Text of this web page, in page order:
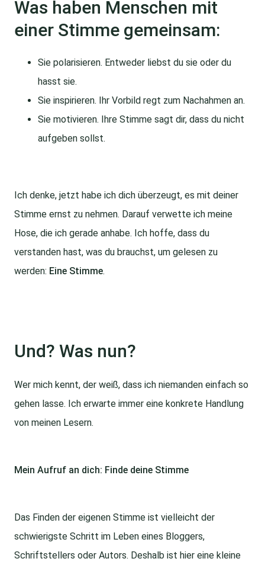
Was haben Menschen mit
einer Stimme gemeinsam:
Sie polarisieren. Entweder liebst du sie oder du
hasst sie.
Sie inspirieren. Ihr Vorbild regt zum Nachahmen an.
Sie motivieren. Ihre Stimme sagt dir, dass du nicht
aufgeben sollst.
Ich denke, jetzt habe ich dich überzeugt, es mit deiner
Stimme ernst zu nehmen. Darauf verwette ich meine
Hose, die ich gerade anhabe. Ich hoffe, dass du
verstanden hast, was du brauchst, um gelesen zu
werden: Eine Stimme.
Und? Was nun?
Wer mich kennt, der weiß, dass ich niemanden einfach so
gehen lasse. Ich erwarte immer eine konkrete Handlung
von meinen Lesern.
Mein Aufruf an dich: Finde deine Stimme
Das Finden der eigenen Stimme ist vielleicht der
schwierigste Schritt im Leben eines Bloggers,
Schriftstellers oder Autors. Deshalb ist hier eine kleine